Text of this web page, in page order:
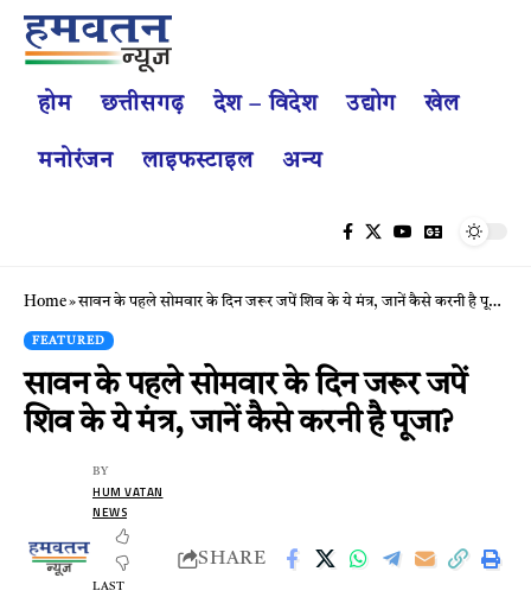
होम छत्तीसगढ़ देश – विदेश उद्योग खेल
मनोरंजन लाइफस्टाइल अन्य
Home»सावन के पहले सोमवार के दिन जरूर जपें शिव के ये मंत्र, जानें कैसे करनी है पूजा?
FEATURED
सावन के पहले सोमवार के दिन जरूर जपें
शिव के ये मंत्र, जानें कैसे करनी है पूजा?
LAST
BY
HUM VATAN
NEWS
SHARE